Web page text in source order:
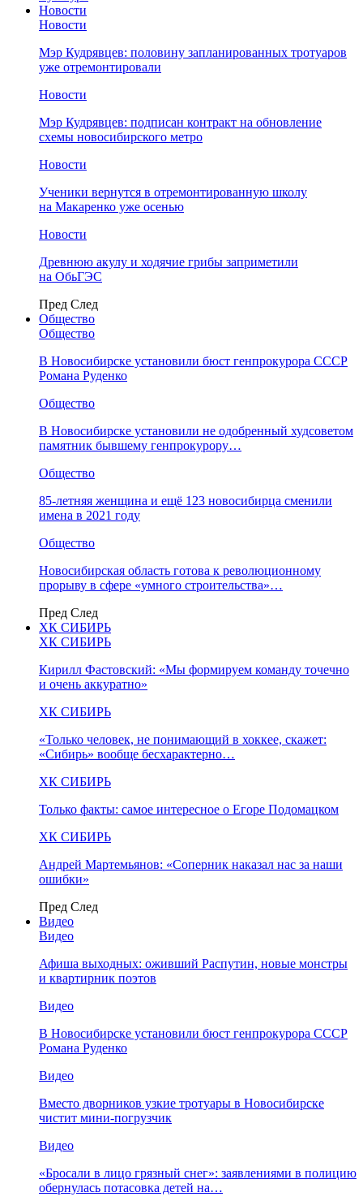
Новости
Новости
Мэр Кудрявцев: половину запланированных тротуаров
уже отремонтировали
Новости
Мэр Кудрявцев: подписан контракт на обновление
схемы новосибирского метро
Новости
Ученики вернутся в отремонтированную школу
на Макаренко уже осенью
Новости
Древнюю акулу и ходячие грибы заприметили
на ОбьГЭС
Пред След
Общество
Общество
В Новосибирске установили бюст генпрокурора СССР
Романа Руденко
Общество
В Новосибирске установили не одобренный худсоветом
памятник бывшему генпрокурору…
Общество
85-летняя женщина и ещё 123 новосибирца сменили
имена в 2021 году
Общество
Новосибирская область готова к революционному
прорыву в сфере «умного строительства»…
Пред След
ХК СИБИРЬ
ХК СИБИРЬ
Кирилл Фастовский: «Мы формируем команду точечно
и очень аккуратно»
ХК СИБИРЬ
«Только человек, не понимающий в хоккее, скажет:
«Сибирь» вообще бесхарактерно…
ХК СИБИРЬ
Только факты: самое интересное о Егоре Подомацком
ХК СИБИРЬ
Андрей Мартемьянов: «Соперник наказал нас за наши
ошибки»
Пред След
Видео
Видео
Афиша выходных: оживший Распутин, новые монстры
и квартирник поэтов
Видео
В Новосибирске установили бюст генпрокурора СССР
Романа Руденко
Видео
Вместо дворников узкие тротуары в Новосибирске
чистит мини-погрузчик
Видео
«Бросали в лицо грязный снег»: заявлениями в полицию
обернулась потасовка детей на…